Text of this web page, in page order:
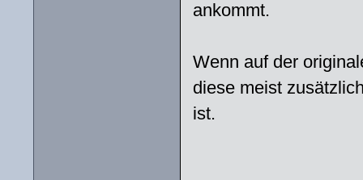
ankommt.
Wenn auf der
diese meist
ist.